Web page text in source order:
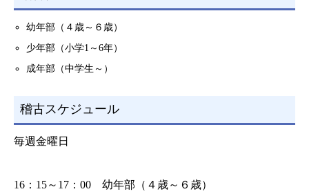
幼年部（４歳～６歳）
少年部（小学1～6年）
成年部（中学生～）
稽古スケジュール
毎週金曜日
16：15～17：00 幼年部（４歳～６歳）